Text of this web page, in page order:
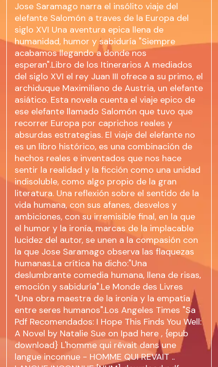
Jose Saramago narra el insólito viaje del
elefante Salomón a traves de la Europa del
siglo XVI Una aventura epica llena de
humanidad, humor y sabiduría "Siempre
acabamos llegando a donde nos
esperan".Libro de los Itinerarios A mediados
del siglo XVI el rey Juan III ofrece a su primo, el
archiduque Maximiliano de Austria, un elefante
asiático. Esta novela cuenta el viaje epico de
ese elefante llamado Salomón que tuvo que
recorrer Europa por caprichos reales y
absurdas estrategias. El viaje del elefante no
es un libro histórico, es una combinación de
hechos reales e inventados que nos hace
sentir la realidad y la ficción como una unidad
indisoluble, como algo propio de la gran
literatura. Una reflexión sobre el sentido de la
vida humana, con sus afanes, desvelos y
ambiciones, con su irremisible final, en la que
el humor y la ironía, marcas de la implacable
lucidez del autor, se unen a la compasión con
la que Jose Saramago observa las flaquezas
humanas.La crítica ha dicho:"Una
deslumbrante comedia humana, llena de risas,
emoción y sabiduría".Le Monde des Livres
"Una obra maestra de la ironía y la empatía
entre seres humanos".Los Angeles Times "Sa
Pdf Recomendados: I Hope This Finds You Well:
A Novel by Natalie Sue on Ipad here , {epub
download} L'homme qui rêvait dans une
langue inconnue - HOMME QUI REVAIT ..